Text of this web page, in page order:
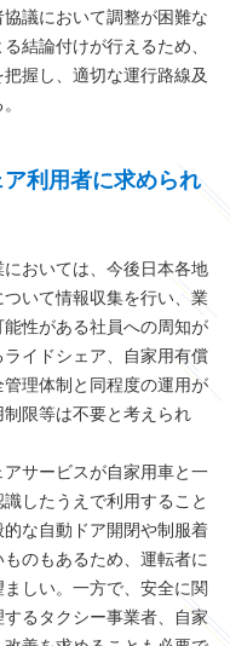
議において調整が困難な
結論付けが行えるため、
握し、適切な運行路線及
ア利用者に求められ
おいては、今後日本各地
いて情報収集を行い、業
性がある社員への周知が
イドシェア、自家用有償
理体制と同程度の運用が
限等は不要と考えられ
サービスが自家用車と一
したうえで利用すること
な自動ドア開閉や制服着
のもあるため、運転者に
しい。一方で、安全に関
るタクシー事業者、自家